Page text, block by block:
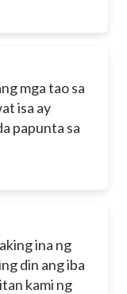
mga tao sa
isa ay
papunta sa
ina ng
din ang iba
kami ng